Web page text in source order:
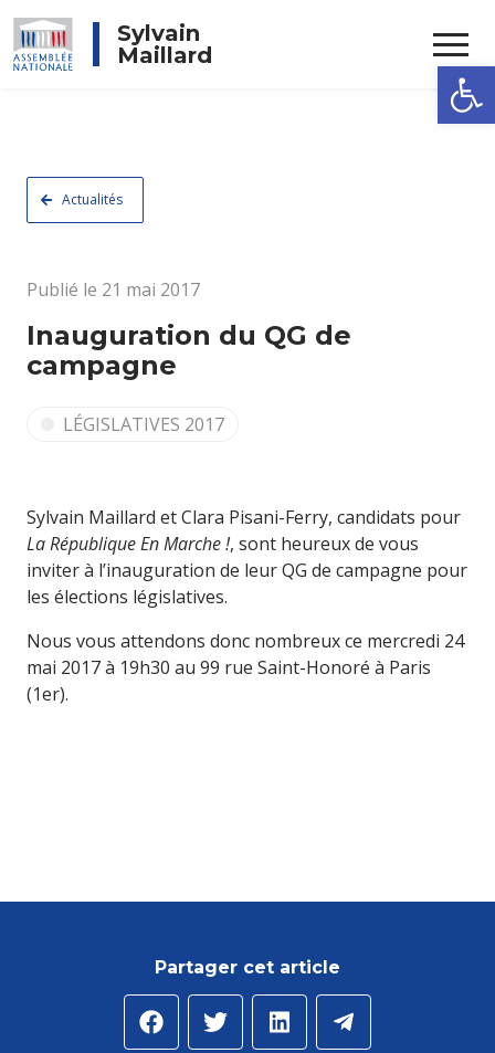
Ouvrir
Sylvain
Maillard
Actualités
Publié le 21 mai 2017
Inauguration du QG de
campagne
LÉGISLATIVES 2017
Sylvain Maillard et Clara Pisani-Ferry, candidats pour
La République En Marche !, sont heureux de vous
inviter à l’inauguration de leur QG de campagne pour
les élections législatives.
Nous vous attendons donc nombreux ce mercredi 24
mai 2017 à 19h30 au 99 rue Saint-Honoré à Paris
(1er).
Partager cet article